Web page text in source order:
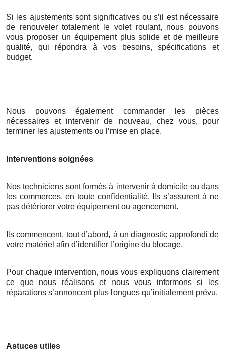
Si les ajustements sont significatives ou s’il est nécessaire
de renouveler totalement le volet roulant, nous pouvons
vous proposer un équipement plus solide et de meilleure
qualité, qui répondra à vos besoins, spécifications et
budget.
Nous pouvons également commander les pièces
nécessaires et intervenir de nouveau, chez vous, pour
terminer les ajustements ou l’mise en place.
Interventions soignées
Nos techniciens sont formés à intervenir à domicile ou dans
les commerces, en toute confidentialité. Ils s’assurent à ne
pas détériorer votre équipement ou agencement.
Ils commencent, tout d’abord, à un diagnostic approfondi de
votre matériel afin d’identifier l’origine du blocage.
Pour chaque intervention, nous vous expliquons clairement
ce que nous réalisons et nous vous informons si les
réparations s’annoncent plus longues qu’initialement prévu.
Astuces utiles